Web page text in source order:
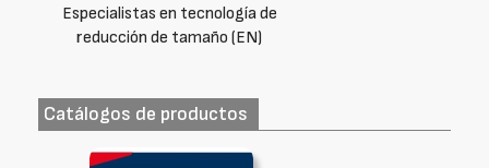
Especialistas en tecnología de
reducción de tamaño (EN)
Catálogos de productos